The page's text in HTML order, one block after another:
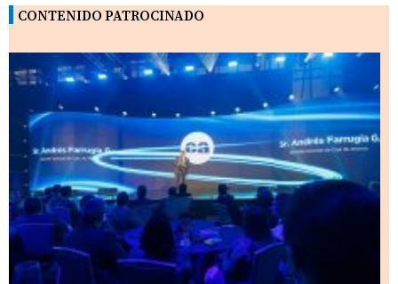
CONTENIDO PATROCINADO